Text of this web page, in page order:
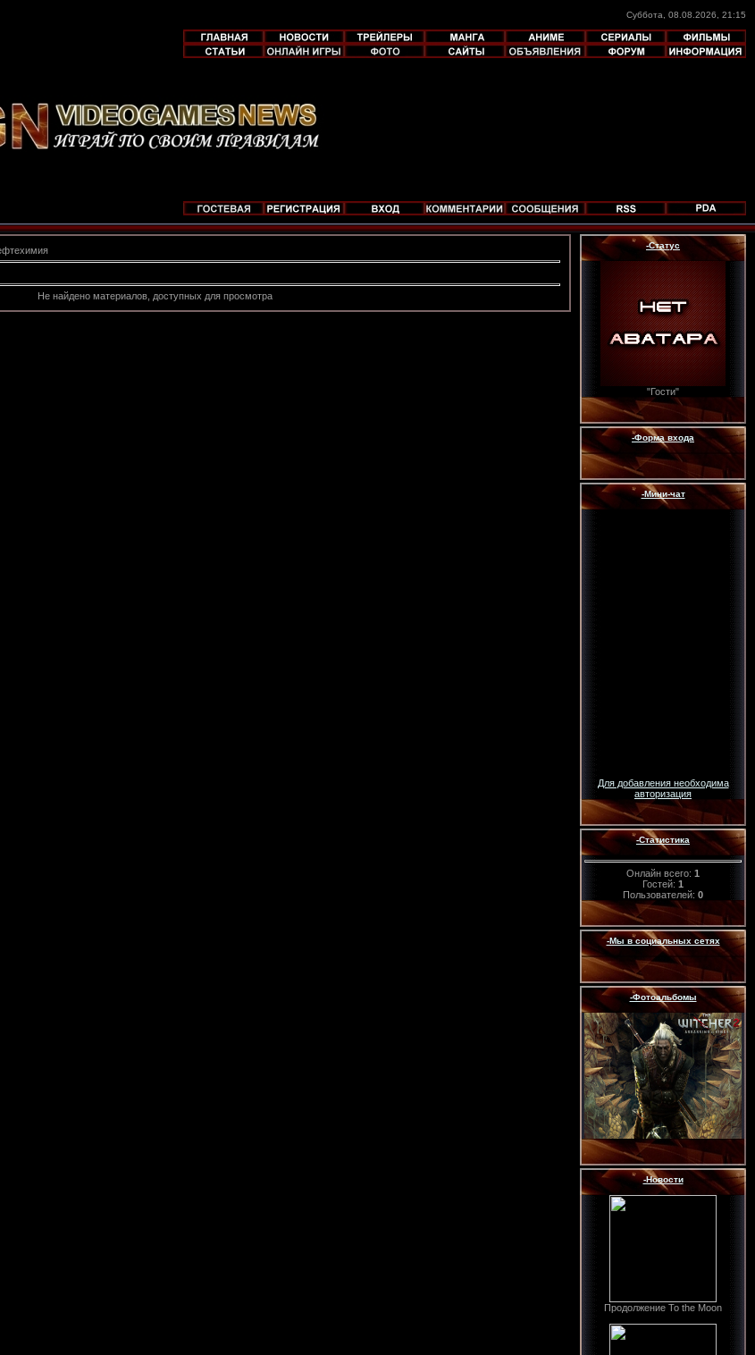
Суббота, 08.08.2026, 21:15
Не найдено материалов, доступных для просмотра
-Статус
"Гости"
-Форма входа
-Мини-чат
Для добавления необходима
авторизация
-Статистика
Онлайн всего: 1
Гостей: 1
Пользователей: 0
-Мы в социальных сетях
-Фотоальбомы
-Новости
Продолжение To the Moon